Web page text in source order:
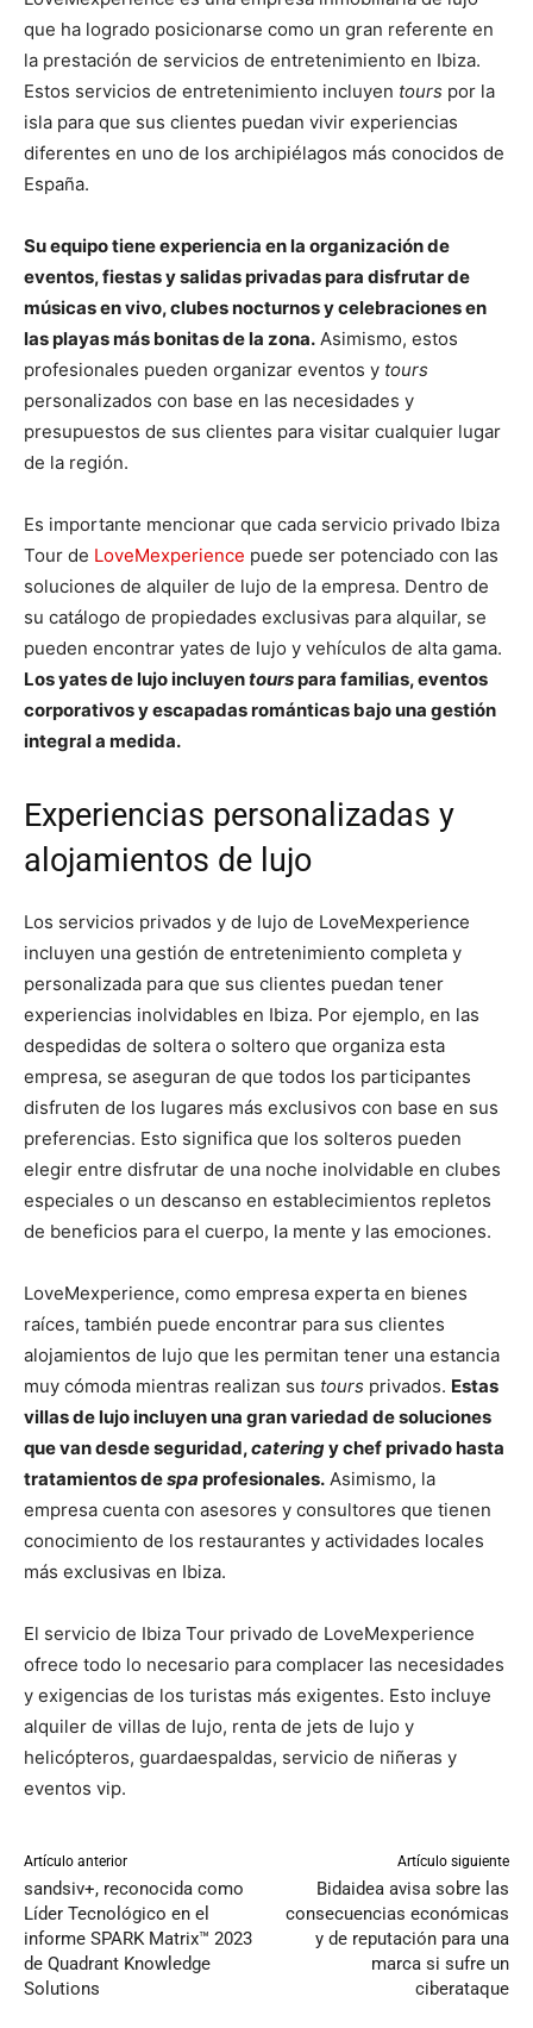
que ha logrado posicionarse como un gran referente en
la prestación de servicios de entretenimiento en Ibiza.
Estos servicios de entretenimiento incluyen tours por la
isla para que sus clientes puedan vivir experiencias
diferentes en uno de los archipiélagos más conocidos de
España.
Su equipo tiene experiencia en la organización de
eventos, fiestas y salidas privadas para disfrutar de
músicas en vivo, clubes nocturnos y celebraciones en
las playas más bonitas de la zona. Asimismo, estos
profesionales pueden organizar eventos y tours
personalizados con base en las necesidades y
presupuestos de sus clientes para visitar cualquier lugar
de la región.
Es importante mencionar que cada servicio privado Ibiza
Tour de LoveMexperience puede ser potenciado con las
soluciones de alquiler de lujo de la empresa. Dentro de
su catálogo de propiedades exclusivas para alquilar, se
pueden encontrar yates de lujo y vehículos de alta gama.
Los yates de lujo incluyentourspara familias, eventos
corporativos y escapadas románticas bajo una gestión
integral a medida.
Experiencias personalizadas y
alojamientos de lujo
Los servicios privados y de lujo de LoveMexperience
incluyen una gestión de entretenimiento completa y
personalizada para que sus clientes puedan tener
experiencias inolvidables en Ibiza. Por ejemplo, en las
despedidas de soltera o soltero que organiza esta
empresa, se aseguran de que todos los participantes
disfruten de los lugares más exclusivos con base en sus
preferencias. Esto significa que los solteros pueden
elegir entre disfrutar de una noche inolvidable en clubes
especiales o un descanso en establecimientos repletos
de beneficios para el cuerpo, la mente y las emociones.
LoveMexperience, como empresa experta en bienes
raíces, también puede encontrar para sus clientes
alojamientos de lujo que les permitan tener una estancia
muy cómoda mientras realizan sus tours privados. Estas
villas de lujo incluyen una gran variedad de soluciones
que van desde seguridad,cateringy chef privado hasta
tratamientos despa profesionales. Asimismo, la
empresa cuenta con asesores y consultores que tienen
conocimiento de los restaurantes y actividades locales
más exclusivas en Ibiza.
El servicio de Ibiza Tour privado de LoveMexperience
ofrece todo lo necesario para complacer las necesidades
y exigencias de los turistas más exigentes. Esto incluye
alquiler de villas de lujo, renta de jets de lujo y
helicópteros, guardaespaldas, servicio de niñeras y
eventos vip.
Artículo anterior
sandsiv+, reconocida como
Líder Tecnológico en el
informe SPARK Matrix™ 2023
de Quadrant Knowledge
Solutions
Artículo siguiente
Bidaidea avisa sobre las
consecuencias económicas
y de reputación para una
marca si sufre un
ciberataque